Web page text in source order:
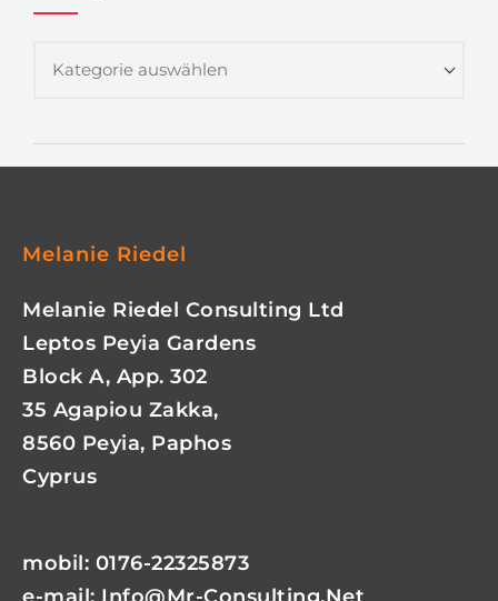
Melanie Riedel
Melanie Riedel Consulting Ltd
Leptos Peyia Gardens
Block A, App. 302
35 Agapiou Zakka,
8560 Peyia, Paphos
Cyprus
mobil: 0176-22325873